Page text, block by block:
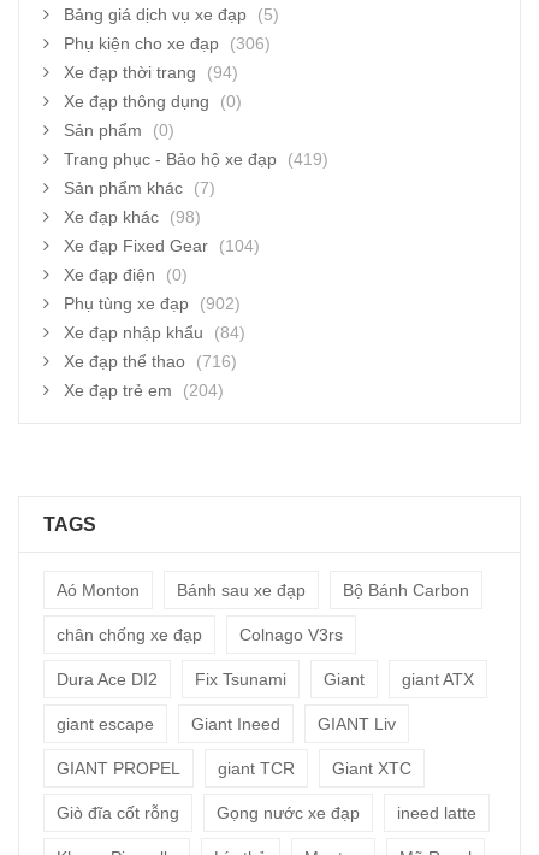
Bảng giá dịch vụ xe đạp
(5)
Phụ kiện cho xe đạp
(306)
Xe đạp thời trang
(94)
Xe đạp thông dụng
(0)
Sản phẩm
(0)
Trang phục - Bảo hộ xe đạp
(419)
Sản phẩm khác
(7)
Xe đạp khác
(98)
Xe đạp Fixed Gear
(104)
Xe đạp điện
(0)
Phụ tùng xe đạp
(902)
Xe đạp nhập khẩu
(84)
Xe đạp thể thao
(716)
Xe đạp trẻ em
(204)
TAGS
Aó Monton Bánh sau xe đạp Bộ Bánh Carbon
chân chống xe đạp Colnago V3rs
Dura Ace DI2 Fix Tsunami Giant giant ATX
giant escape Giant Ineed GIANT Liv
GIANT PROPEL giant TCR Giant XTC
Giò đĩa cốt rỗng Gọng nước xe đạp ineed latte